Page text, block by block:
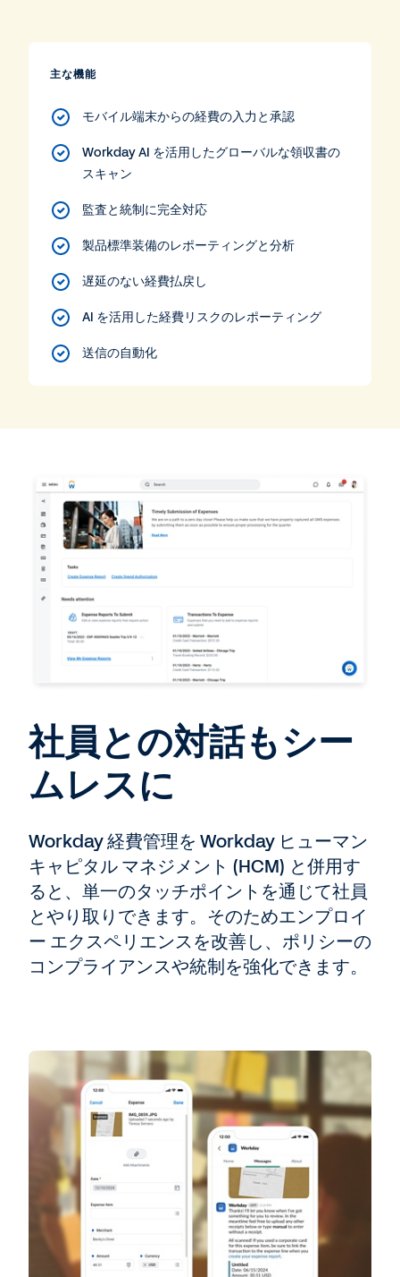
主な機能
モバイル端末からの経費の入力と承認
Workday AI を活用したグローバルな領収書の
スキャン
監査と統制に完全対応
製品標準装備のレポーティングと分析
遅延のない経費払戻し
AI を活用した経費リスクのレポーティング
送信の自動化
社員との対話もシー
ムレスに
Workday 経費管理を Workday ヒューマン
キャピタル マネジメント (HCM) と併用す
ると、単一のタッチポイントを通じて社員
とやり取りできます。そのためエンプロイ
ー エクスペリエンスを改善し、ポリシーの
コンプライアンスや統制を強化できます。